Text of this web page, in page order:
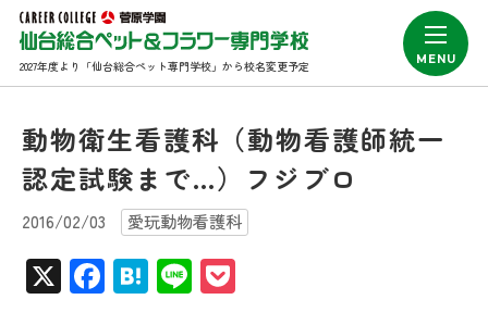
2027年度より「仙台総合ペット専門学校」から校名変更予定
動物衛生看護科（動物看護師統一
認定試験まで…）フジブロ
2016/02/03 愛玩動物看護科
X Facebook
Hatena
Line